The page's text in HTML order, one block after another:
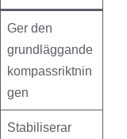
Ger den
grundläggande
kompassriktnin
gen
Stabiliserar